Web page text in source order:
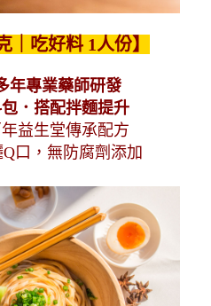
｜吃好料 1人份】
年專業藥師研發
．搭配拌麵提升
益生堂傳承配方
口，無防腐劑添加